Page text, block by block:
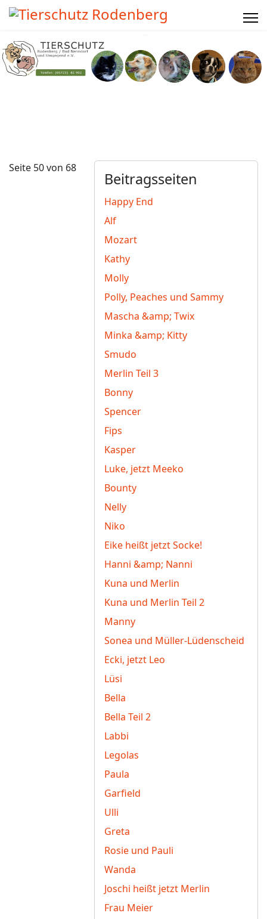
Beitragsseiten
Happy End
Alf
Mozart
Kathy
Molly
Polly, Peaches und Sammy
Mascha &amp; Twix
Minka &amp; Kitty
Smudo
Merlin Teil 3
Bonny
Spencer
Fips
Kasper
Luke, jetzt Meeko
Bounty
Nelly
Niko
Eike heißt jetzt Socke!
Hanni &amp; Nanni
Kuna und Merlin
Kuna und Merlin Teil 2
Manny
Sonea und Müller-Lüdenscheid
Ecki, jetzt Leo
Lüsi
Bella
Bella Teil 2
Labbi
Legolas
Paula
Garfield
Ulli
Greta
Rosie und Pauli
Wanda
Joschi heißt jetzt Merlin
Frau Meier
Seite 50 von 68